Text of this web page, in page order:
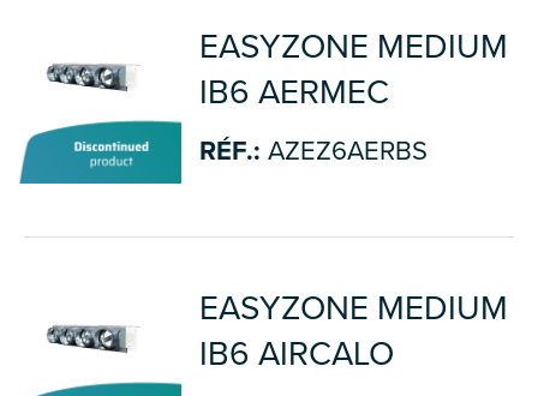
EASYZONE MEDIUM
IB6 AERMEC
RÉF.: AZEZ6AERBS
EASYZONE MEDIUM
IB6 AIRCALO